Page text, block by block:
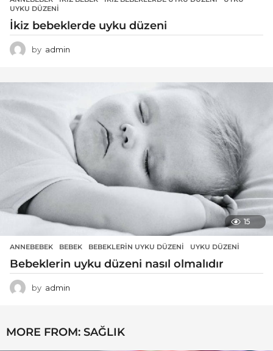
UYKU DÜZENI
İkiz bebeklerde uyku düzeni
by admin
15
ANNEBEBEK BEBEK ,BEBEKLERIN UYKU DÜZENI ,UYKU DÜZENI
Bebeklerin uyku düzeni nasıl olmalıdır
by admin
MORE FROM: SAĞLIK